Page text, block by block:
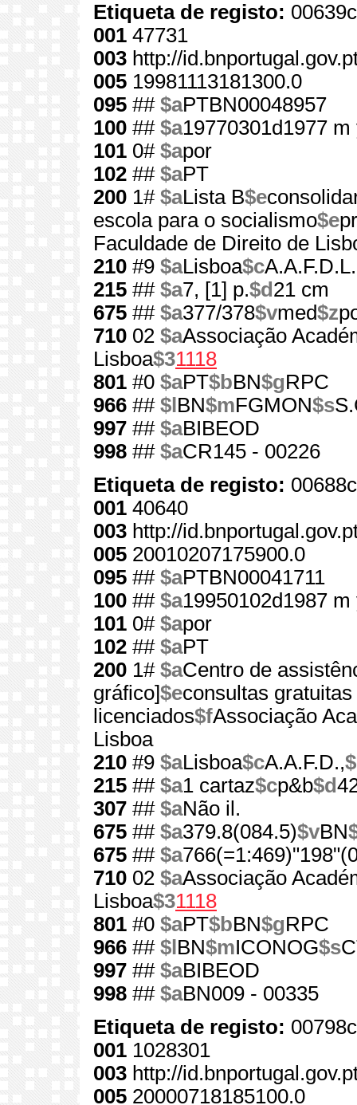
Etiqueta de registo:
001 47731
003 http://
005 19981113181300.0
095 ## $aPTBN00048957
100 ## $a19770301d1977
101 0# $apor
102 ## $aPT
200 1# $aLista B$e
escola para o socialismo$e
Faculdade de Direito de
210 #9 $aLisboa$c
215 ## $a7, [1] p.$d 21 cm
675 ## $a377/378$vmed$z
710 02 $aAssociação
Lisboa$31118
801 #0 $aPT$bBN$gRPC
966 ## $l BN$mFGMON$s
997 ## $aBIBEOD
998 ## $aCR145 - 00226
Etiqueta de registo:
001 40640
003 http://
005 20010207175900.0
095 ## $aPTBN00041711
100 ## $a19950102d1987
101 0# $apor
102 ## $aPT
200 1# $aCentro de
gráfico]$econsultas
licenciados$fAssociação
Lisboa
210 #9 $aLisboa$cA.A.F.D.,
215 ## $a1 cartaz$cp&b$d
307 ## $aNão il.
675 ## $a379.8(084.5)$vBN
675 ## $a
710 02 $aAssociação
Lisboa$31118
801 #0 $aPT$bBN$gRPC
966 ## $l BN$mICONOG$s
997 ## $aBIBEOD
998 ## $aBN009 - 00335
Etiqueta de registo:
001 1028301
003 http://
005 20000718185100.0